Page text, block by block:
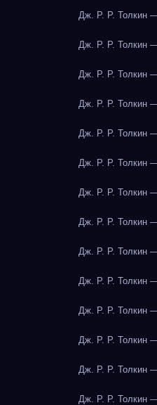
Дж. Р. Р. Толкин
Дж. Р. Р. Толкин
Дж. Р. Р. Толкин
Дж. Р. Р. Толкин
Дж. Р. Р. Толкин
Дж. Р. Р. Толкин
Дж. Р. Р. Толкин
Дж. Р. Р. Толкин
Дж. Р. Р. Толкин
Дж. Р. Р. Толкин
Дж. Р. Р. Толкин
Дж. Р. Р. Толкин
Дж. Р. Р. Толкин
Дж. Р. Р. Толкин